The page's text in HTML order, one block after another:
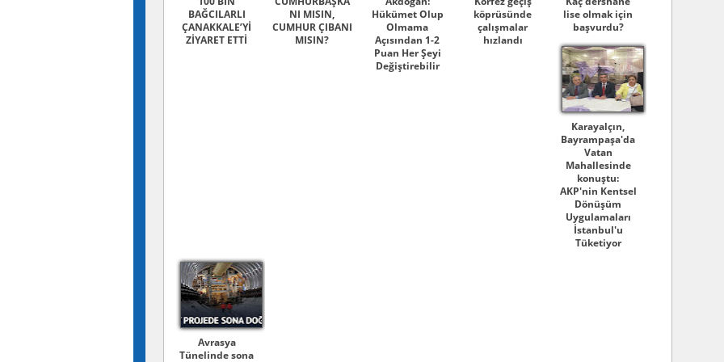
BAĞCILARLI
ÇANAKKALE’Yİ
ZİYARET ETTİ
NI MISIN,
CUMHUR ÇIBANI
MISIN?
Hükümet Olup
Olmama
Açısından 1-2
Puan Her Şeyi
Değiştirebilir
köprüsünde
çalışmalar
hızlandı
lise olmak için
başvurdu?
Karayalçın,
Bayrampaşa'da
Vatan
Mahallesinde
konuştu:
AKP'nin Kentsel
Dönüşüm
Uygulamaları
İstanbul'u
Tüketiyor
Avrasya
Tünelinde sona